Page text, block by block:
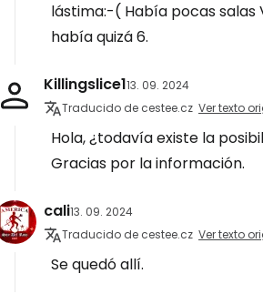
lástima:-( Había pocas
había quizá 6.
Killingslice113. 09. 2024
Traducido de cestee.cz Ver texto
Hola, ¿todavía existe la
Gracias por la información.
cali13. 09. 2024
Traducido de cestee.cz Ver texto
Se quedó allí.